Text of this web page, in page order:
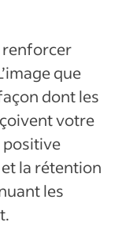
renforcer
que
dont les
votre
positive
la rétention
les